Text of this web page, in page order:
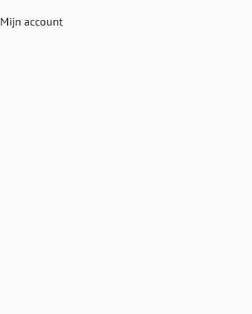
Mijn account